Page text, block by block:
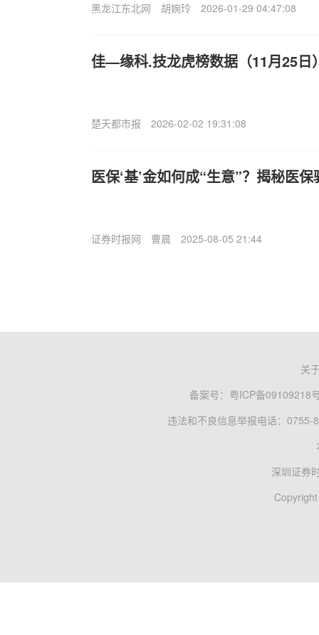
黑龙江东北网 胡婉玲 2026-01-29 04:47:08
佳—缘科.技龙虎榜数据（11月25日
楚天都市报 2026-02-02 19:31:08
医保‘基’金如何成“生意”？揭秘医
证券时报网 曹晨 2025-08-05 21:44
关
备案号： 粤ICP备09109218
违法和不良信息举报电话：0755-
深圳证券